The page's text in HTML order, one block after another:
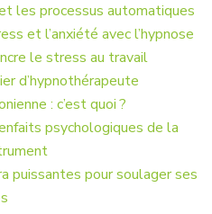
les processus automatiques
et l’anxiété avec l’hypnose
le stress au travail
d’hypnothérapeute
: c’est quoi ?
psychologiques de la
puissantes pour soulager ses